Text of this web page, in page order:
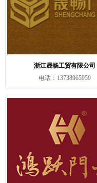
浙江晟畅工贸有限公司
电话：13738965959